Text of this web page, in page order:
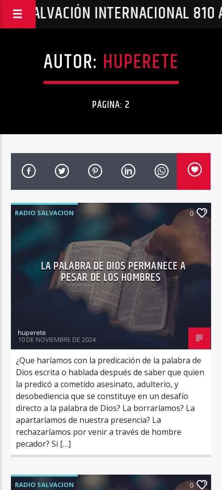
SALVACIÓN INTERNACIONAL 810
AUTOR: HUPERETE
PÁGINA: 2
RADIO SALVACION 0
LA PALABRA DE DIOS PERMANECE A
PESAR DE LOS HOMBRES
huperete
10 DE NOVIEMBRE DE 2024
¿Que haríamos con la predicación de la palabra de
Dios escrita o hablada después de saber que quien
la predicó a cometido asesinato, adulterio, y
desobediencia que se constituye en un desafío
directo a la palabra de Dios? La borraríamos? La
apartaríamos de nuestra presencia? La
rechazaríamos por venir a través de hombre
pecador? Si […]
RADIO SALVACION 0